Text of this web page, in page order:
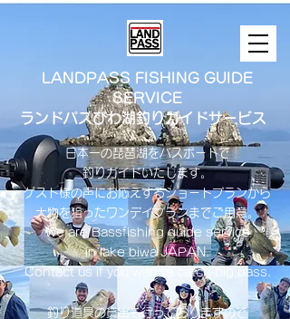
LANDPASS FISHING GUIDE
SERVICE
ランドパスびわ湖釣りガイドサービス
日本一の琵琶湖をバスボートで
釣りガイドいたします。
​ゲスト様の声にお応えするショートプランから
大物を狙ったワンデイプランまでご用意。
​We are Bassfishing guide service
in lake biwa ​JAPAN.
Contact us if you wanna catch big bass.
釣り道具の貸出も行っておりますので